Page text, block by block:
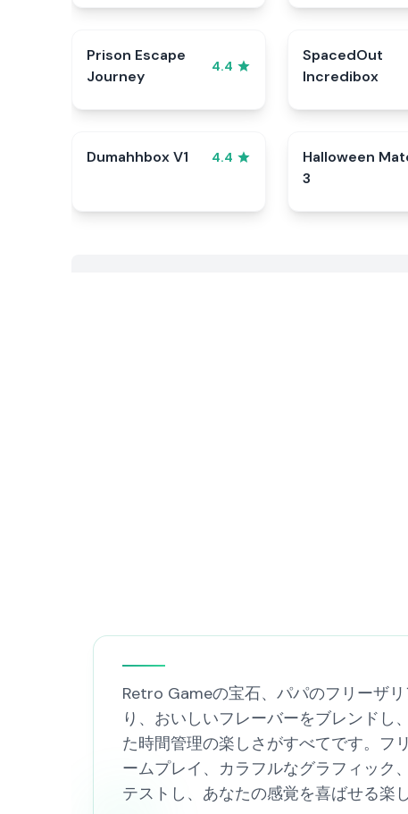
Prison Escape
Journey
4.4
SpacedOut
Incredibox
Dumahhbox V1 4.4
Halloween
3
Retro Gameの宝石、パパのフリーザ
り、おいしいフレーバーをブレンドし
た時間管理の楽しさがすべてです。フ
ームプレイ、カラフルなグラフィック
テストし、あなたの感覚を喜ばせる楽